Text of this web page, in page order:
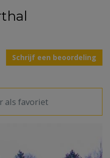
Schrijf een beoordeling
als favoriet